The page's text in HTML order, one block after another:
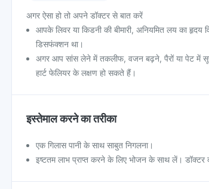
अगर ऐसा हो तो अपने डॉक्टर से बात करें
आपके लिवर या किडनी की बीमारी, अनियमित लय का हृदय
डिसफंक्शन था।
अगर आप सांस लेने में तकलीफ, वजन बढ़ने, पैरों या पेट में
हार्ट फेलियर के लक्षण हो सकते हैं।
इस्तेमाल करने का तरीका
एक गिलास पानी के साथ साबुत निगलना।
इष्टतम लाभ प्राप्त करने के लिए भोजन के साथ लें। डॉक्टर